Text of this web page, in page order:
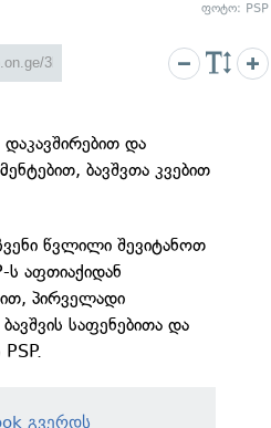
ფოტო: PSP
დაკავშირებით და
ბავშვთა კვებით
წვლილი შევიტანოთ
ს აფთიაქიდან
პირველადი
საფენებითა და
გვერდს